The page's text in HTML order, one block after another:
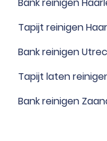
Bank reinigen
Tapijt reinigen
Bank reinigen
Tapijt laten
Bank reinigen